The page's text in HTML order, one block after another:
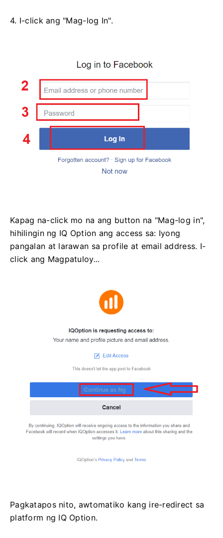
4. I-click ang "Mag-log In".
Kapag na-click mo na ang button na "Mag-log in",
hihilingin ng IQ Option ang access sa: Iyong
pangalan at larawan sa profile at email address. I-
click ang Magpatuloy...
Pagkatapos nito, awtomatiko kang ire-redirect sa
platform ng IQ Option.